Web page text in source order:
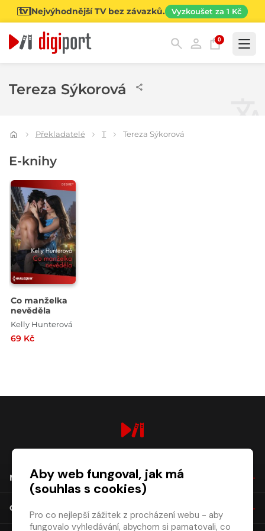
Nejvýhodnější TV bez závazků. Vyzkoušet za 1 Kč
0
Tereza Sýkorová
Překladatelé T Tereza Sýkorová
E-knihy
Co manželka
nevěděla
Kelly Hunterová
69 Kč
NÁKUP
O SPOLEČNOSTI
Aby web fungoval, jak má
(souhlas s cookies)
Pro co nejlepší zážitek z procházení webu - aby
fungovalo vyhledávání, abychom si pamatovali, co